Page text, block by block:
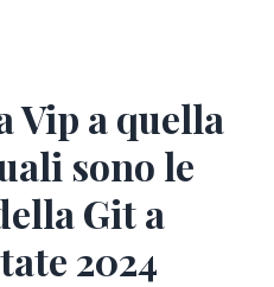
Vip a quella
sono le
Git a
2024